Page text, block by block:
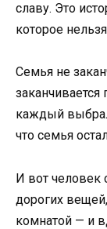
славу. Это
которое
Семья не
каждый
что семья
И вот человек
дорогих
комнатой — и